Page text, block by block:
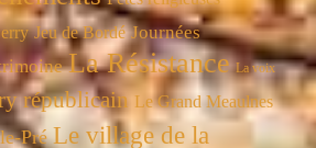
Jeu de Bordé Journées
La Résistance La voix
républicain Le Grand Meaulnes
Pré Le village de la